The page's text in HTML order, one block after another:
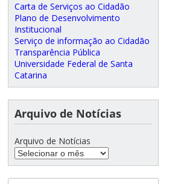
Carta de Serviços ao Cidadão
Plano de Desenvolvimento
Institucional
Serviço de informação ao Cidadão
Transparência Pública
Universidade Federal de Santa
Catarina
Arquivo de Notícias
Arquivo de Notícias